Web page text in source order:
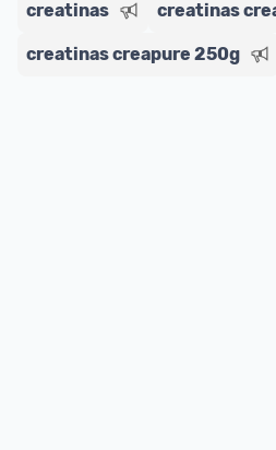
creatinas
creatinas
creatinas creapure 250g